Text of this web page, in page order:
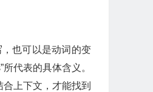
也可以是动词的变
代表的具体含义。
上下文，才能找到